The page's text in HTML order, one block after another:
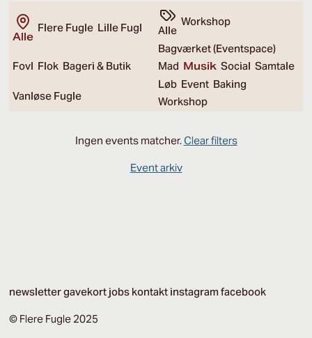
Alle
Flere Fugle Lille Fugl
Fovl Flok Bageri & Butik
Vanløse Fugle
Alle
Workshop
Bagværket (Eventspace)
Mad Musik Social Samtale
Løb Event Baking
Workshop
Ingen events matcher.Clear filters
Event arkiv
newslettergavekort jobs kontakt instagram facebook
© Flere Fugle 2025